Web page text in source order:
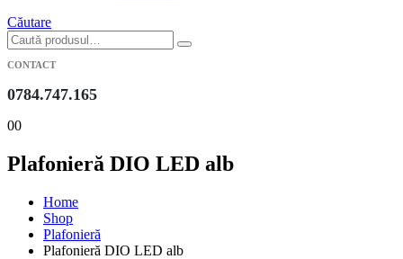
Căutare
CONTACT
0784.747.165
00
Plafonieră DIO LED alb
Home
Shop
Plafonieră
Plafonieră DIO LED alb